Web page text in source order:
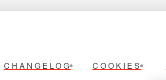
CHANGELOG COOKIES